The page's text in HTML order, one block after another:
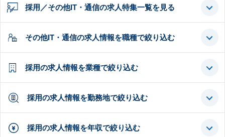
採用／その他IT・通信の求人特集一覧を見る
その他IT・通信の求人情報を職種で絞り込む
採用の求人情報を業種で絞り込む
採用の求人情報を勤務地で絞り込む
採用の求人情報を年収で絞り込む